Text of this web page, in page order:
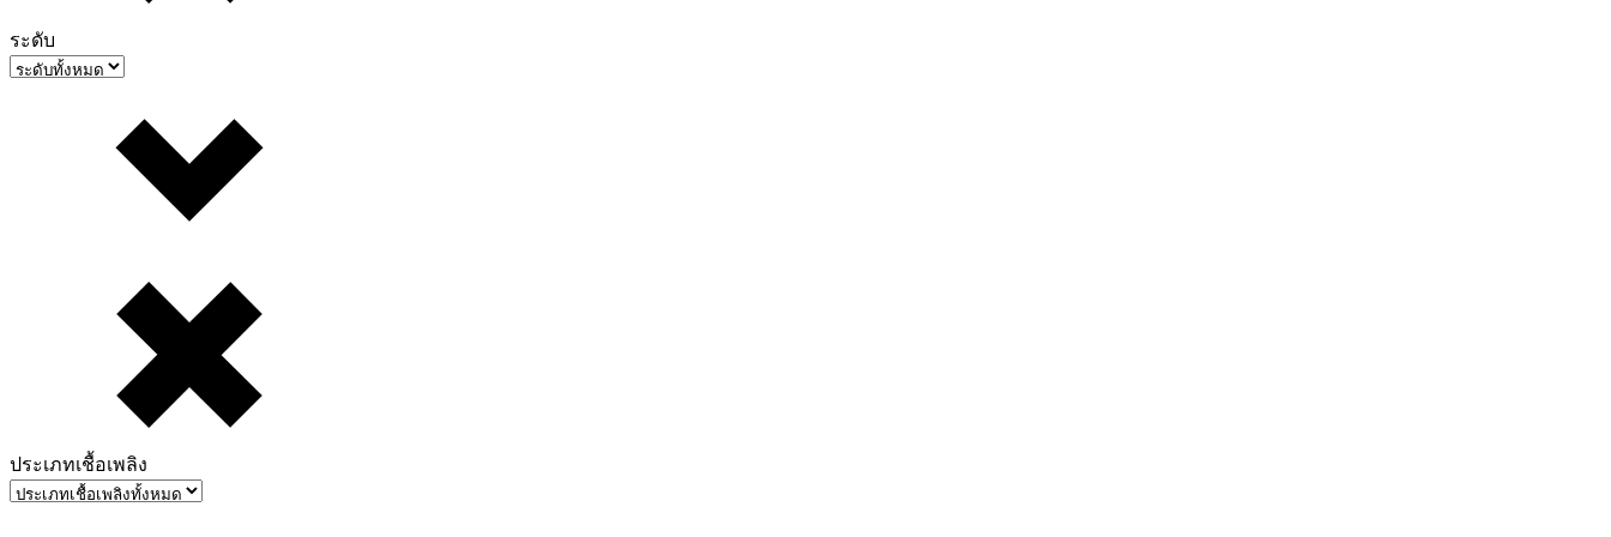
ระดับ
ประเภทเชื้อเพลิง